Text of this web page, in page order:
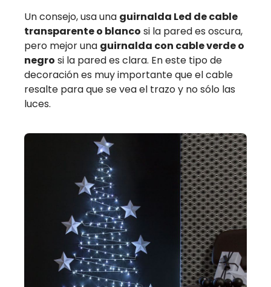
Un consejo, usa una guirnalda Led de cable
transparente o blanco si la pared es oscura,
pero mejor una guirnalda con cable verde o
negro si la pared es clara. En este tipo de
decoración es muy importante que el cable
resalte para que se vea el trazo y no sólo las
luces.